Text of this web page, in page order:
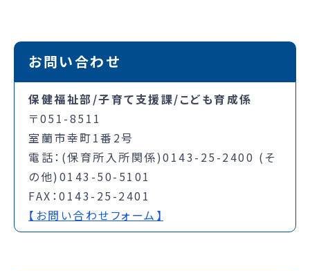
お問い合わせ
保健福祉部/子育て支援課/こども育成係
〒051-8511
室蘭市幸町1番2号
電話：(保育所入所関係)0143-25-2400 (そ
の他)0143-50-5101
FAX：0143-25-2401
【お問い合わせフォーム】